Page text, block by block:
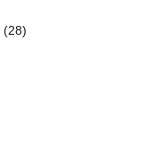
(28)